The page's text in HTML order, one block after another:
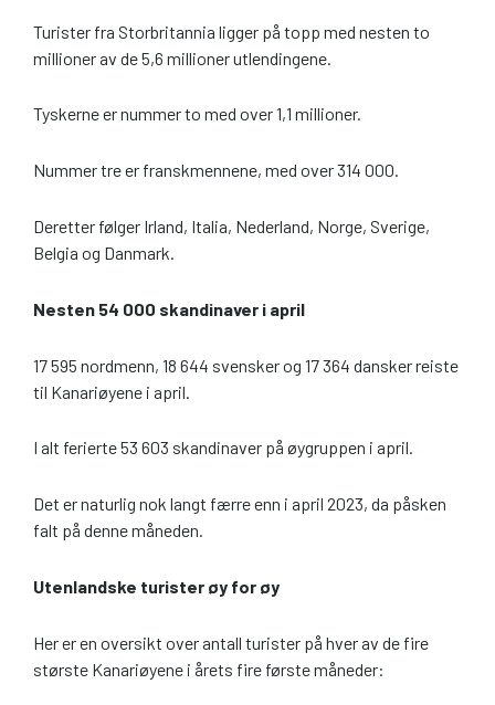
Turister fra Storbritannia ligger på topp med nesten to
millioner av de 5,6 millioner utlendingene.
Tyskerne er nummer to med over 1,1 millioner.
Nummer tre er franskmennene, med over 314 000.
Deretter følger Irland, Italia, Nederland, Norge, Sverige,
Belgia og Danmark.
Nesten 54 000 skandinaver i april
17 595 nordmenn, 18 644 svensker og 17 364 dansker reiste
til Kanariøyene i april.
I alt ferierte 53 603 skandinaver på øygruppen i april.
Det er naturlig nok langt færre enn i april 2023, da påsken
falt på denne måneden.
Utenlandske turister øy for øy
Her er en oversikt over antall turister på hver av de fire
største Kanariøyene i årets fire første måneder: